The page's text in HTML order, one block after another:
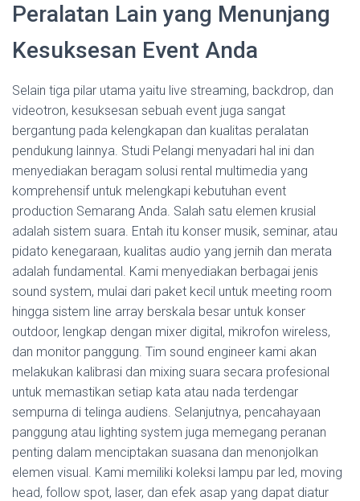
Peralatan Lain yang Menunjang
Kesuksesan Event Anda
Selain tiga pilar utama yaitu live streaming, backdrop, dan
videotron, kesuksesan sebuah event juga sangat
bergantung pada kelengkapan dan kualitas peralatan
pendukung lainnya. Studi Pelangi menyadari hal ini dan
menyediakan beragam solusi rental multimedia yang
komprehensif untuk melengkapi kebutuhan event
production Semarang Anda. Salah satu elemen krusial
adalah sistem suara. Entah itu konser musik, seminar, atau
pidato kenegaraan, kualitas audio yang jernih dan merata
adalah fundamental. Kami menyediakan berbagai jenis
sound system, mulai dari paket kecil untuk meeting room
hingga sistem line array berskala besar untuk konser
outdoor, lengkap dengan mixer digital, mikrofon wireless,
dan monitor panggung. Tim sound engineer kami akan
melakukan kalibrasi dan mixing suara secara profesional
untuk memastikan setiap kata atau nada terdengar
sempurna di telinga audiens. Selanjutnya, pencahayaan
panggung atau lighting system juga memegang peranan
penting dalam menciptakan suasana dan menonjolkan
elemen visual. Kami memiliki koleksi lampu par led, moving
head, follow spot, laser, dan efek asap yang dapat diatur